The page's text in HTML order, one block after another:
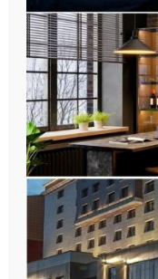
3D петля